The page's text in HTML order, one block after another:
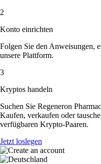
2
Konto einrichten
Folgen Sie den Anweisungen,
unsere Plattform.
3
Kryptos handeln
Suchen Sie Regeneron
Kaufen, verkaufen oder
verfügbaren Krypto-Paaren.
Jetzt loslegen